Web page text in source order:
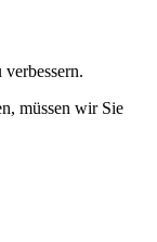
müssen wir Sie